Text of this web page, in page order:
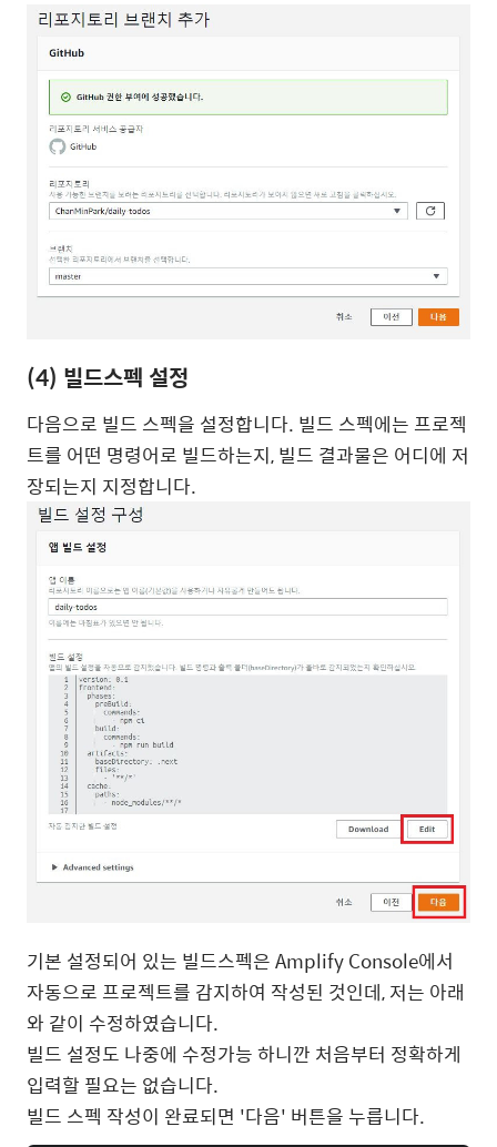
(4) 빌드스펙 설정
다음으로 빌드 스펙을 설정합니다. 빌드 스펙에는 프로젝
트를 어떤 명령어로 빌드하는지, 빌드 결과물은 어디에 저
장되는지 지정합니다.
기본 설정되어 있는 빌드스펙은 Amplify Console에서
자동으로 프로젝트를 감지하여 작성된 것인데, 저는 아래
와 같이 수정하였습니다.
빌드 설정도 나중에 수정가능 하니깐 처음부터 정확하게
입력할 필요는 없습니다.
빌드 스펙 작성이 완료되면 '다음' 버튼을 누릅니다.